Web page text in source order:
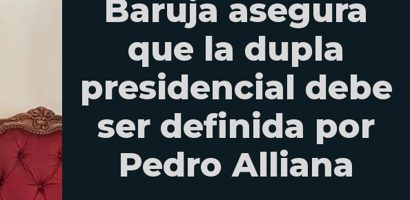
Baruja asegura
que la dupla
presidencial debe
ser definida por
Pedro Alliana